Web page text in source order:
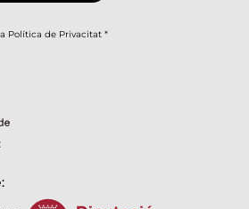
Política de Privacitat*